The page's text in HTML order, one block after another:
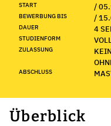
START /
BEWERBUNG BIS /
DAUER 4
STUDIENFORM
ZULASSUNG
ABSCHLUSS
Überblick